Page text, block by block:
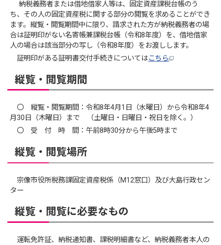
納税義務者または借地借家人等は、固定資産課税台帳のう
ち、その人の固定資産税に関する部分の閲覧を求めることができ
ます。縦覧・閲覧期間中に限り、請求された方が納税義務者の場
合は証明印がない名寄帳兼課税台帳（令和8年度）を、借地借家
人の場合は該当部分の写し（令和8年度）をお渡しします。
証明印がある証明書交付手続きについてはこちら
縦覧・閲覧期間
〇 縦覧・閲覧期間：令和8年4月1日（水曜日）から令和8年4
月30日（木曜日）まで （土曜日・日曜日・祝日を除く。）
〇 受 付 時 間：午前8時30分から午後5時まで
縦覧・閲覧場所
宗像市役所税務課固定資産税係（M12窓口）及び大島行政セン
ター
縦覧・閲覧に必要なもの
運転免許証、納税通知書、課税明細書など、納税義務者本人の